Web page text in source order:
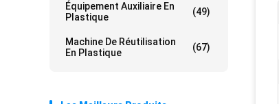
Équipement Auxiliaire En
Plastique
(49)
Machine De Réutilisation
En Plastique
(67)